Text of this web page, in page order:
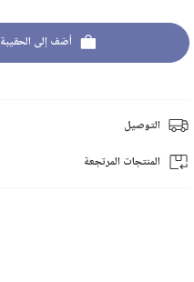
أضف إلى الحقيبة
التوصيل
المنتجات المرتجعة